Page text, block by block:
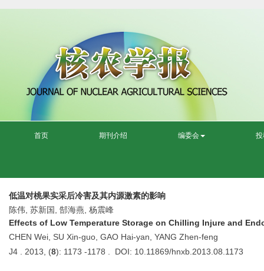
首页 期刊介绍 编委会
低温对桃果实采后冷害及其内源激素的影响
陈伟, 苏新国, 郜海燕, 杨震峰
Effects of Low Temperature Storage on Chilling Injure and
CHEN Wei, SU Xin-guo, GAO Hai-yan, YANG Zhen-feng
J4 . 2013, (8): 1173 -1178 . DOI: 10.11869/hnxb.2013.08.1173